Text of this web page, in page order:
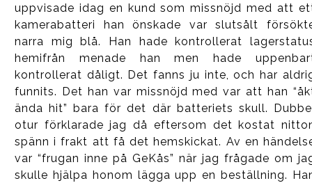
uppvisade idag en kund som missnöjd med att
kamerabatteri han önskade var slutsålt
narra mig blå. Han hade kontrollerat
hemifrån menade han men hade
kontrollerat dåligt. Det fanns ju inte, och har
funnits. Det han var missnöjd med var att han
ända hit” bara för det där batteriets skull.
otur förklarade jag då eftersom det kostat
spänn i frakt att få det hemskickat. Av en
var “frugan inne på GeKås” när jag frågade om
skulle hjälpa honom lägga upp en beställning.